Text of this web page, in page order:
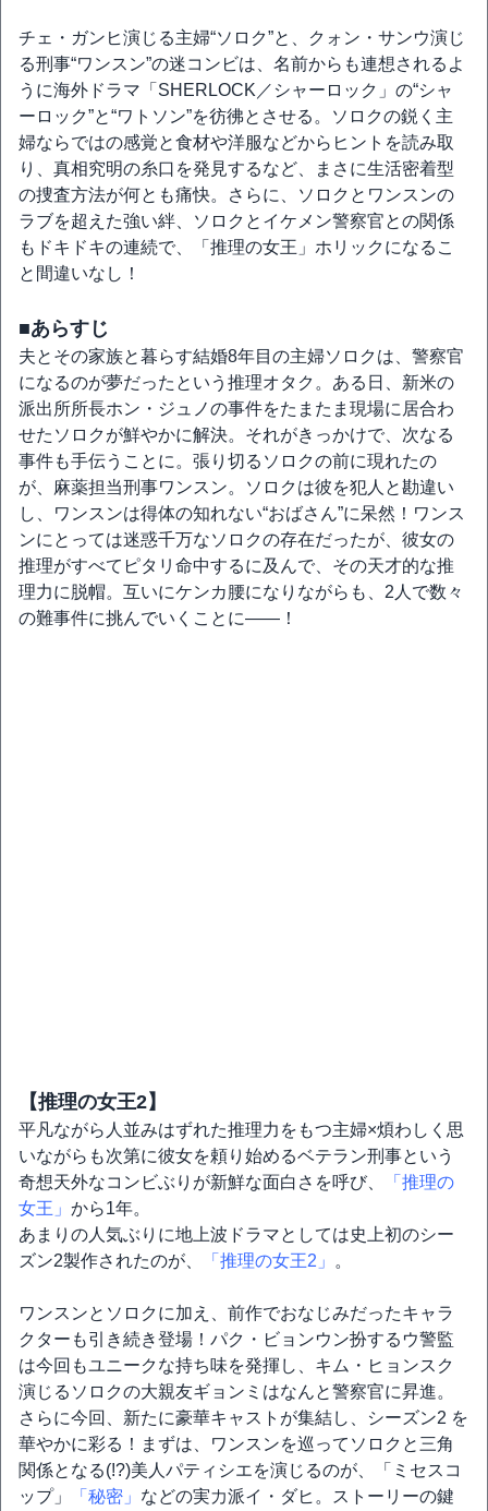
チェ・ガンヒ演じる主婦“ソロク”と、クォン・サンウ演じ
る刑事“ワンスン”の迷コンビは、名前からも連想されるよ
うに海外ドラマ「SHERLOCK／シャーロック」の“シャ
ーロック”と“ワトソン”を彷彿とさせる。ソロクの鋭く主
婦ならではの感覚と食材や洋服などからヒントを読み取
り、真相究明の糸口を発見するなど、まさに生活密着型
の捜査方法が何とも痛快。さらに、ソロクとワンスンの
ラブを超えた強い絆、ソロクとイケメン警察官との関係
もドキドキの連続で、「推理の女王」ホリックになるこ
と間違いなし！
■あらすじ
夫とその家族と暮らす結婚8年目の主婦ソロクは、警察官
になるのが夢だったという推理オタク。ある日、新米の
派出所所長ホン・ジュノの事件をたまたま現場に居合わ
せたソロクが鮮やかに解決。それがきっかけで、次なる
事件も手伝うことに。張り切るソロクの前に現れたの
が、麻薬担当刑事ワンスン。ソロクは彼を犯人と勘違い
し、ワンスンは得体の知れない“おばさん”に呆然！ワンス
ンにとっては迷惑千万なソロクの存在だったが、彼女の
推理がすべてピタリ命中するに及んで、その天才的な推
理力に脱帽。互いにケンカ腰になりながらも、2人で数々
の難事件に挑んでいくことに――！
【推理の女王2】
平凡ながら人並みはずれた推理力をもつ主婦×煩わしく思
いながらも次第に彼女を頼り始めるベテラン刑事という
奇想天外なコンビぶりが新鮮な面白さを呼び、
「推理の
女王」 から1年。
あまりの人気ぶりに地上波ドラマとしては史上初のシー
ズン2製作されたのが、
「推理の女王2」 。
ワンスンとソロクに加え、前作でおなじみだったキャラ
クターも引き続き登場！パク・ビョンウン扮するウ警監
は今回もユニークな持ち味を発揮し、キム・ヒョンスク
演じるソロクの大親友ギョンミはなんと警察官に昇進。
さらに今回、新たに豪華キャストが集結し、シーズン2 を
華やかに彩る！まずは、ワンスンを巡ってソロクと三角
関係となる(!?)美人パティシエを演じるのが、「ミセスコ
ップ」
「秘密」 などの実力派イ・ダヒ。ストーリーの鍵